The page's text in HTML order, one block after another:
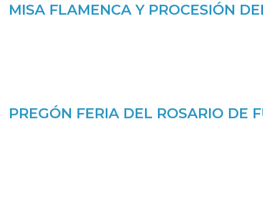
MISA FLAMENCA Y PROCESIÓN
PREGÓN FERIA DEL ROSARIO DE